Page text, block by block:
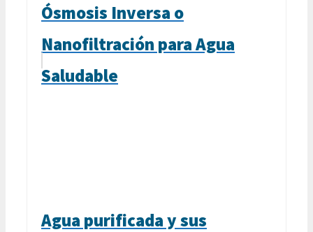
Ósmosis Inversa o
Nanofiltración para Agua
Saludable
Agua purificada y sus